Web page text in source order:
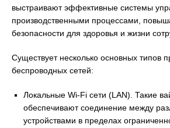
выстраивают эффективные системы
производственными процессами,
безопасности для здоровья и жизни
Существует несколько основных типов
беспроводных сетей:
Локальные Wi-Fi сети (LAN). Такие
обеспечивают соединение между
устройствами в пределах